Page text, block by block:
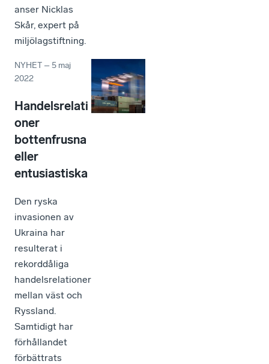
anser Nicklas
Skår, expert på
miljölagstiftning.
NYHET –5 maj
2022
Handelsrelati
oner
bottenfrusna
eller
entusiastiska
Den ryska
invasionen av
Ukraina har
resulterat i
rekorddåliga
handelsrelationer
mellan väst och
Ryssland.
Samtidigt har
förhållandet
förbättrats